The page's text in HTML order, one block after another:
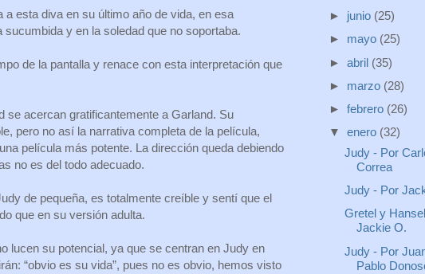
a esta diva en su último año de vida, en esa
y en la soledad que no soportaba.
de la pantalla y renace con esta interpretación que
se acercan gratificantemente a Garland. Su
pero no así la narrativa completa de la película,
película más potente. La dirección queda debiendo
no es del todo adecuado.
de pequeña, es totalmente creíble y sentí que el
que en su versión adulta.
lucen su potencial, ya que se centran en Judy en
“obvio es su vida”, pues no es obvio, hemos visto
► junio (25)
► mayo (25)
► abril (35)
► marzo (28)
► febrero (26)
▼ enero (32)
Judy - Por
Correa
Judy - Por
Gretel y
Jackie O.
Judy - Por
Pablo